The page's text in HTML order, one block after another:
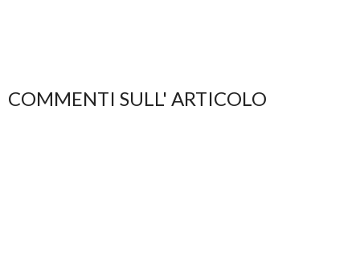
COMMENTI SULL' ARTICOLO